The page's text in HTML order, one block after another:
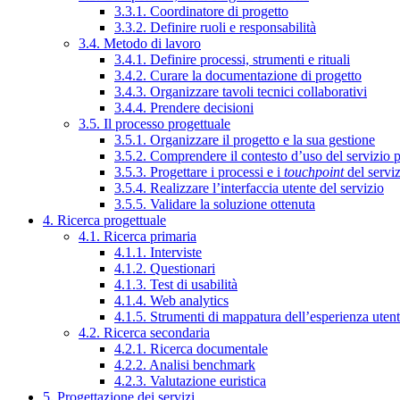
3.3.1. Coordinatore di progetto
3.3.2. Definire ruoli e responsabilità
3.4. Metodo di lavoro
3.4.1. Definire processi, strumenti e rituali
3.4.2. Curare la documentazione di progetto
3.4.3. Organizzare tavoli tecnici collaborativi
3.4.4. Prendere decisioni
3.5. Il processo progettuale
3.5.1. Organizzare il progetto e la sua gestione
3.5.2. Comprendere il contesto d’uso del servizio
3.5.3. Progettare i processi e i touchpointdel
3.5.4. Realizzare l’interfaccia utente del servizio
3.5.5. Validare la soluzione ottenuta
4. Ricerca progettuale
4.1. Ricerca primaria
4.1.1. Interviste
4.1.2. Questionari
4.1.3. Test di usabilità
4.1.4. Web analytics
4.1.5. Strumenti di mappatura dell’esperienza
4.2. Ricerca secondaria
4.2.1. Ricerca documentale
4.2.2. Analisi benchmark
4.2.3. Valutazione euristica
5. Progettazione dei servizi